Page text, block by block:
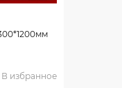
В избранное